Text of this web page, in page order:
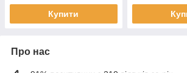
Купити
Про нас